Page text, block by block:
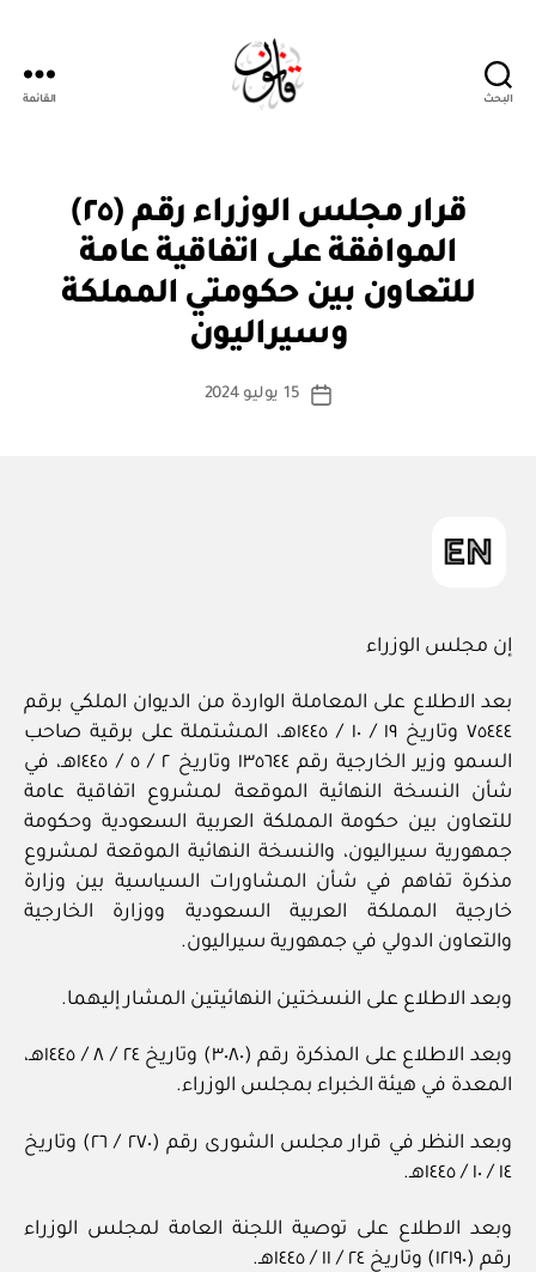
البحث القائمة
التصنيفات
قرار مجلس الوزراء رقم (٢٥)
الموافقة على اتفاقية عامة
للتعاون بين حكومتي المملكة
وسيراليون
كاتب
بو
س
ة
تاريخ
15 يوليو 2024
إن مجلس الوزراء
بعد الاطلاع على المعاملة الواردة من الديوان الملكي برقم
٧٥٤٤٤ وتاريخ ١٩ / ١٠ / ١٤٤٥هـ، المشتملة على برقية صاحب
السمو وزير الخارجية رقم ١٣٥٦٤٤ وتاريخ ٢ / ٥ / ١٤٤٥هـ، في
شأن النسخة النهائية الموقعة لمشروع اتفاقية عامة
للتعاون بين حكومة المملكة العربية السعودية وحكومة
جمهورية سيراليون، والنسخة النهائية الموقعة لمشروع
مذكرة تفاهم في شأن المشاورات السياسية بين وزارة
خارجية المملكة العربية السعودية ووزارة الخارجية
والتعاون الدولي في جمهورية سيراليون.
وبعد الاطلاع على النسختين النهائيتين المشار إليهما.
وبعد الاطلاع على المذكرة رقم (٣٠٨٠) وتاريخ ٢٤ / ٨ / ١٤٤٥هـ،
المعدة في هيئة الخبراء بمجلس الوزراء.
وبعد النظر في قرار مجلس الشورى رقم (٢٧٠ / ٢٦) وتاريخ
١٤ / ١٠ / ١٤٤٥هـ.
وبعد الاطلاع على توصية اللجنة العامة لمجلس الوزراء
رقم (١٢١٩٠) وتاريخ ٢٤ / ١١ / ١٤٤٥هـ.